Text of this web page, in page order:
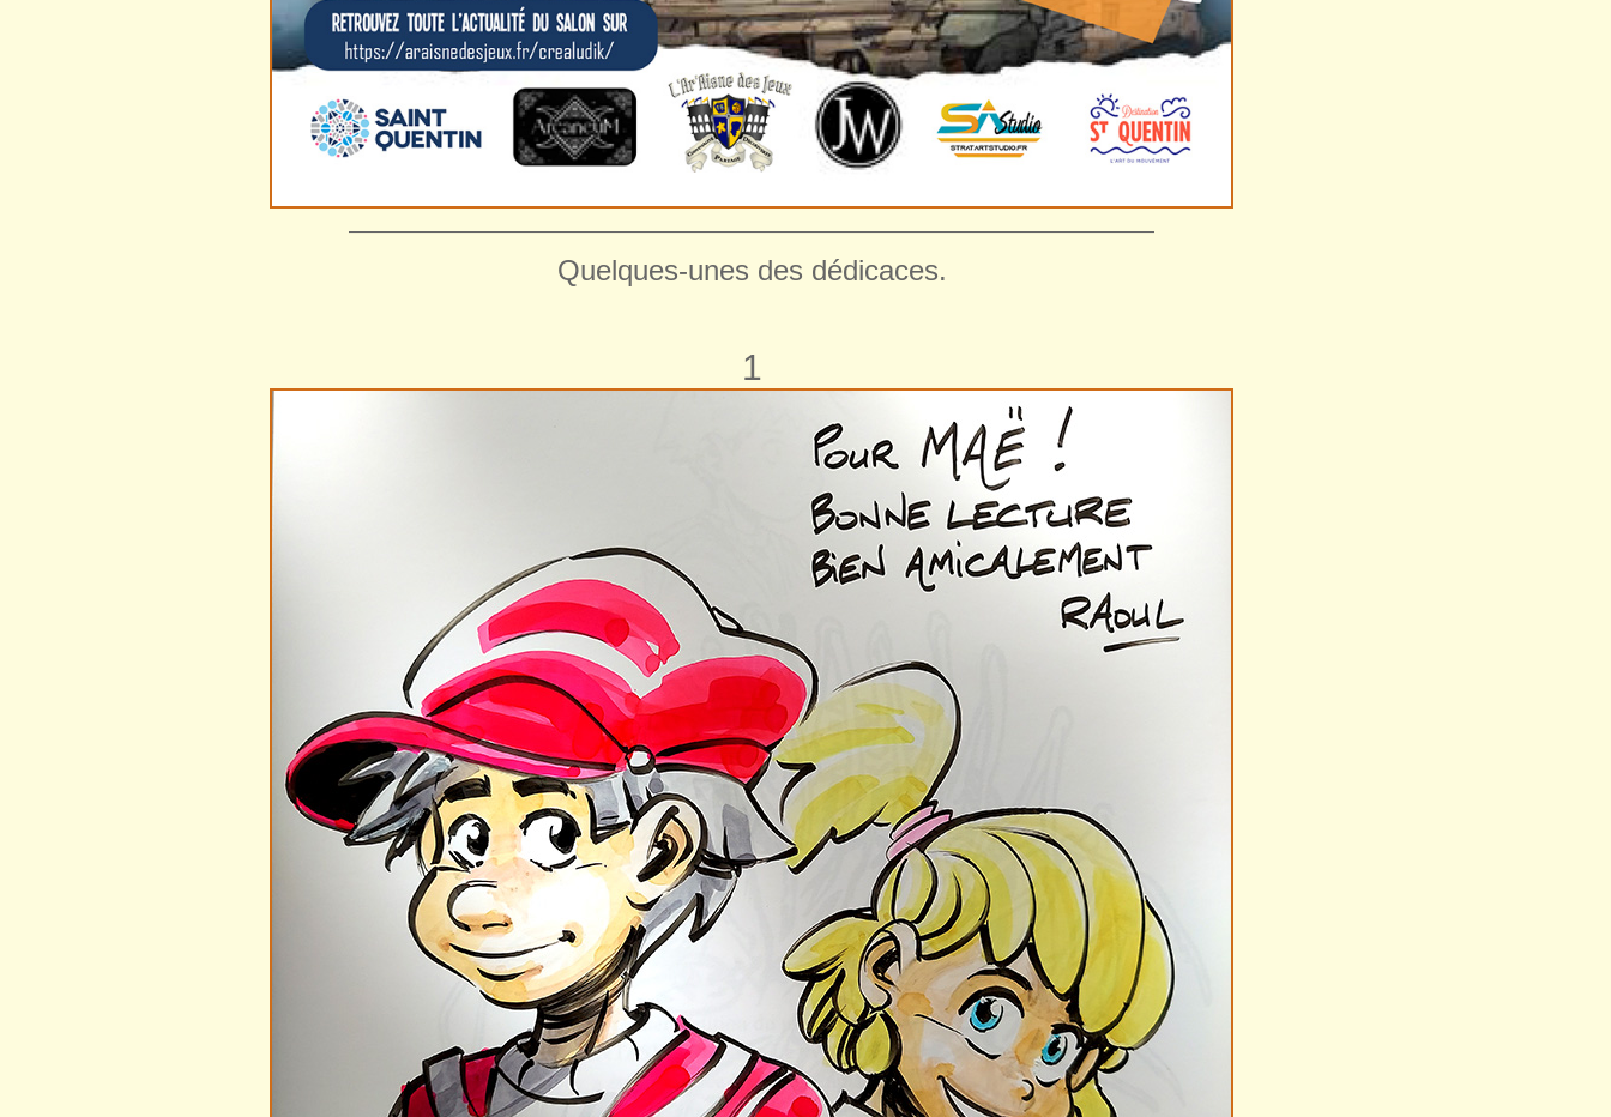
——————————————————————————————————————————
Quelques-unes des dédicaces.
1